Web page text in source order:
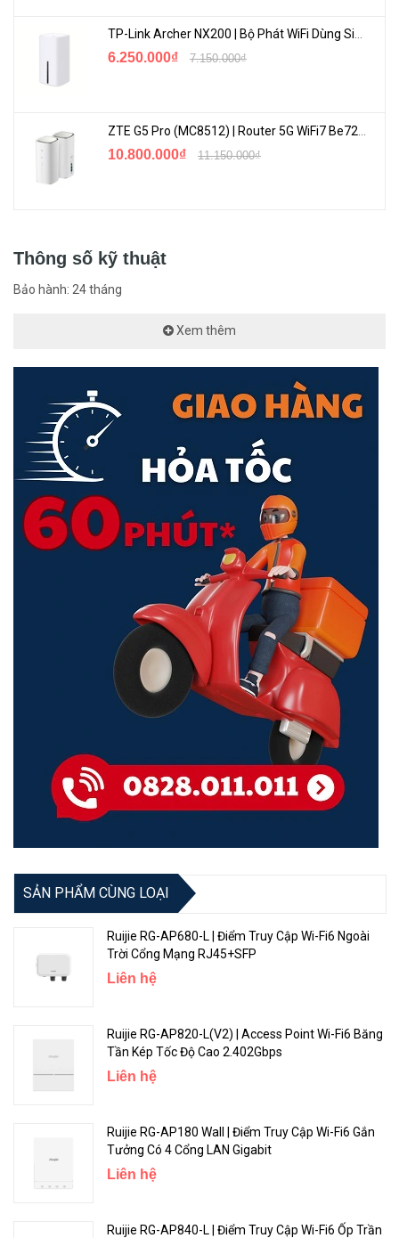
Hoạt Động Nhiều Môi Trường Khác Nhau
6.250.000₫ 7.150.000₫
10.800.000₫ 11.150.000₫
Thông số kỹ thuật
Bảo hành: 24 tháng
Xem thêm
SẢN PHẨM CÙNG LOẠI
Ruijie RG-AP680-L | Điểm Truy Cập Wi-Fi6 Ngoài
Trời Cổng Mạng RJ45+SFP
Liên hệ
Ruijie RG-AP820-L(V2) | Access Point Wi-Fi6 Băng
Tần Kép Tốc Độ Cao 2.402Gbps
Liên hệ
Ruijie RG-AP180 Wall | Điểm Truy Cập Wi-Fi6 Gắn
Tưởng Có 4 Cổng LAN Gigabit
Liên hệ
Ruijie RG-AP840-L | Điểm Truy Cập Wi-Fi6 Ốp Trần